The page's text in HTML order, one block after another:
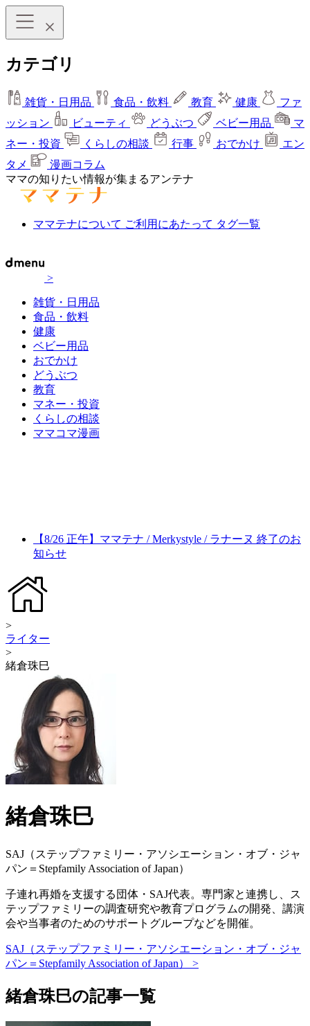
カテゴリ
雑貨・日用品 食品・飲料 教育 健康
ファ
ッション
ビューティ どうぶつ ベビー用品
マ
ネー・投資
くらしの相談 行事 おでかけ
エン
タメ
漫画コラム
ママの知りたい情報が集まるアンテナ
ママテナについて ご利用にあたって タグ一覧
>
雑貨・日用品
食品・飲料
健康
ベビー用品
おでかけ
どうぶつ
教育
マネー・投資
くらしの相談
ママコマ漫画
【8/26 正午】ママテナ / Merkystyle / ラナーヌ 終了のお
知らせ
>
ライター
>
緒倉珠巳
緒倉珠巳
SAJ（ステップファミリー・アソシエーション・オブ・ジャ
パン＝Stepfamily Association of Japan）
子連れ再婚を支援する団体・SAJ代表。専門家と連携し、ス
テップファミリーの調査研究や教育プログラムの開発、講演
会や当事者のためのサポートグループなどを開催。
SAJ（ステップファミリー・アソシエーション・オブ・ジャ
パン＝Stepfamily Association of Japan） >
緒倉珠巳の記事一覧